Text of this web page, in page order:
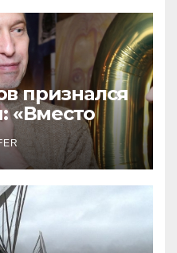
признался
«Вместо